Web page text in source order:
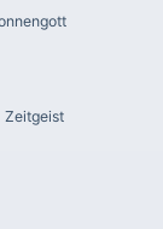
Zeitgeist